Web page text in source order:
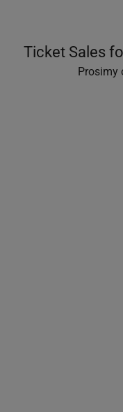
Ticket Sales
Prosimy